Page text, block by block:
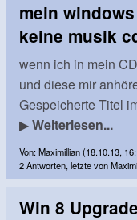
mein
keine musik
wenn ich in mein
und diese mir
Gespeicherte Titel
▶Weiterlesen...
Von: Maximillian (18.10.13,
2 Antworten, letzte von
Win 8